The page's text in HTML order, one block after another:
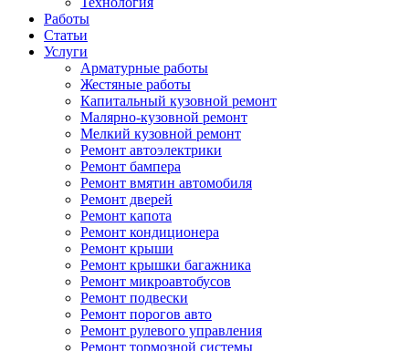
Работы
Статьи
Услуги
Арматурные работы
Жестяные работы
Капитальный кузовной ремонт
Малярно-кузовной ремонт
Мелкий кузовной ремонт
Ремонт автоэлектрики
Ремонт бампера
Ремонт вмятин автомобиля
Ремонт дверей
Ремонт капота
Ремонт кондиционера
Ремонт крыши
Ремонт крышки багажника
Ремонт микроавтобусов
Ремонт подвески
Ремонт порогов авто
Ремонт рулевого управления
Ремонт тормозной системы